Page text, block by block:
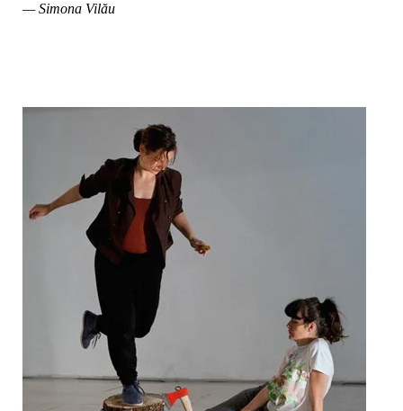
— Simona Vilău